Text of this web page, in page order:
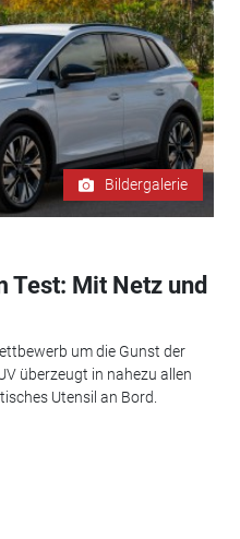
Bildergalerie
Test: Mit Netz und
um die Gunst der
überzeugt in nahezu allen
Utensil an Bord.